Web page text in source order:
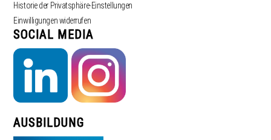
Historie der Privatsphäre-Einstellungen
Einwilligungen widerrufen
SOCIAL MEDIA
AUSBILDUNG